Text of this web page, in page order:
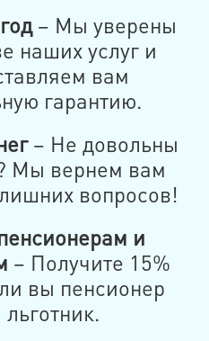
– Мы уверены
наших услуг и
вам
гарантию.
– Не довольны
Мы вернем вам
вопросов!
и
– Получите 15%
вы пенсионер